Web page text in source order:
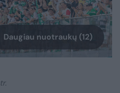
Daugiau nuotraukų (12)